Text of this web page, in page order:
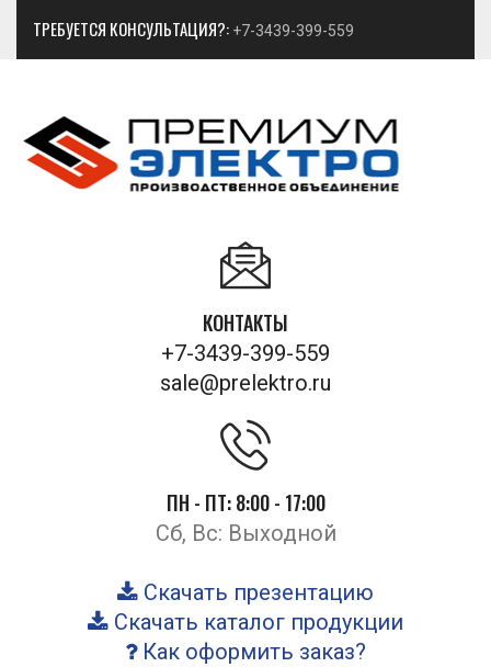
ТРЕБУЕТСЯ КОНСУЛЬТАЦИЯ?: +7-3439-399-559
КОНТАКТЫ
+7-3439-399-559
sale@prelektro.ru
ПН - ПТ: 8:00 - 17:00
Сб, Вс: Выходной
Скачать презентацию
Скачать каталог продукции
Как оформить заказ?